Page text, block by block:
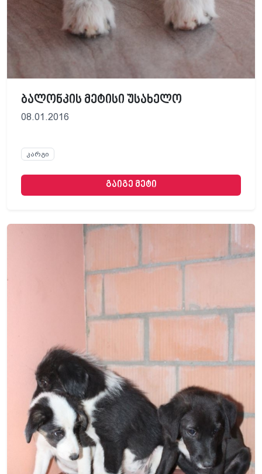
ბალონკის მეტისი უსახელო
08.01.2016
კარგი
გაიგე მეტი